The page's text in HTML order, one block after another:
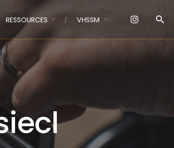
RESSOURCES VHSSM